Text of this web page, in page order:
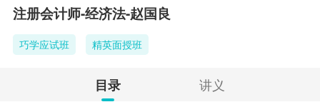
注册会计师-经济法-赵国良
巧学应试班 精英面授班
目录 讲义